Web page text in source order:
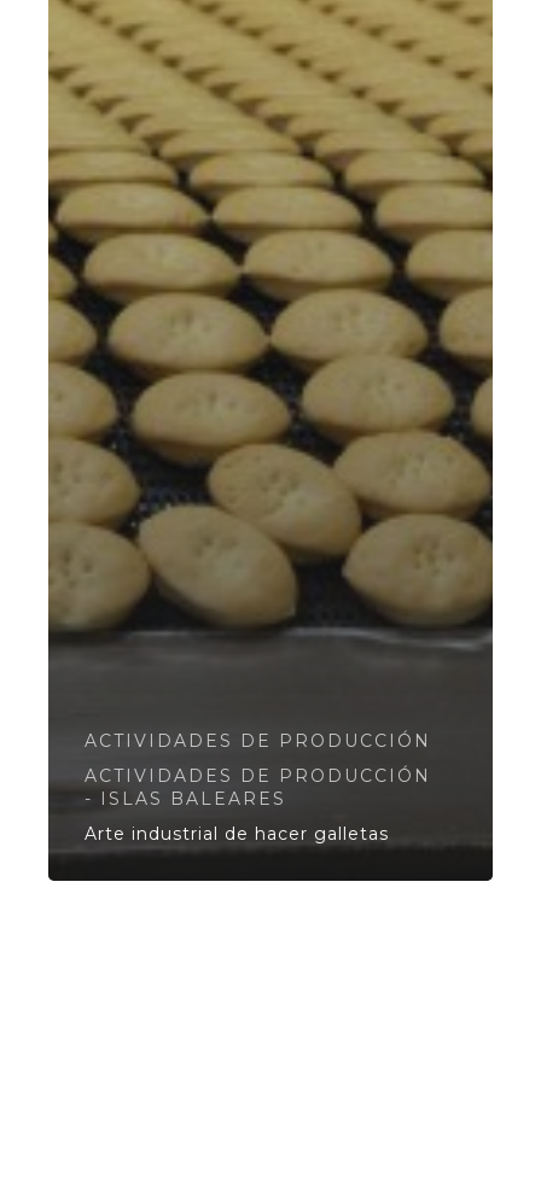
ACTIVIDADES DE PRODUCCIÓN
ACTIVIDADES DE PRODUCCIÓN
- ISLAS BALEARES
Arte industrial de hacer galletas